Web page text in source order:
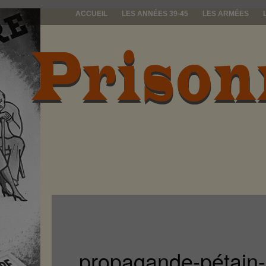
ACCUEIL LES ANNÉES 39-45 LES ARMÉES
prisonniers